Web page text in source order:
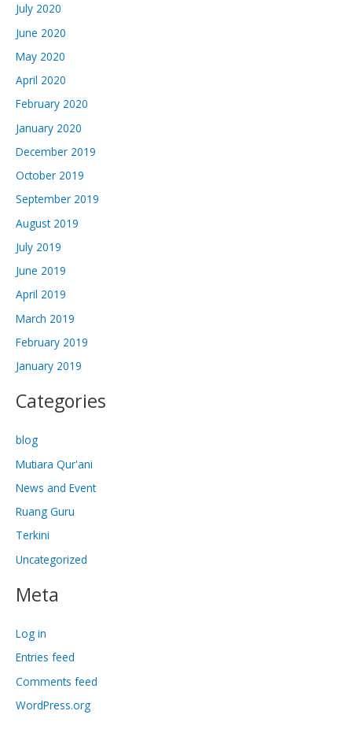
July 2020
June 2020
May 2020
April 2020
February 2020
January 2020
December 2019
October 2019
September 2019
August 2019
July 2019
June 2019
April 2019
March 2019
February 2019
January 2019
Categories
blog
Mutiara Qur'ani
News and Event
Ruang Guru
Terkini
Uncategorized
Meta
Log in
Entries feed
Comments feed
WordPress.org